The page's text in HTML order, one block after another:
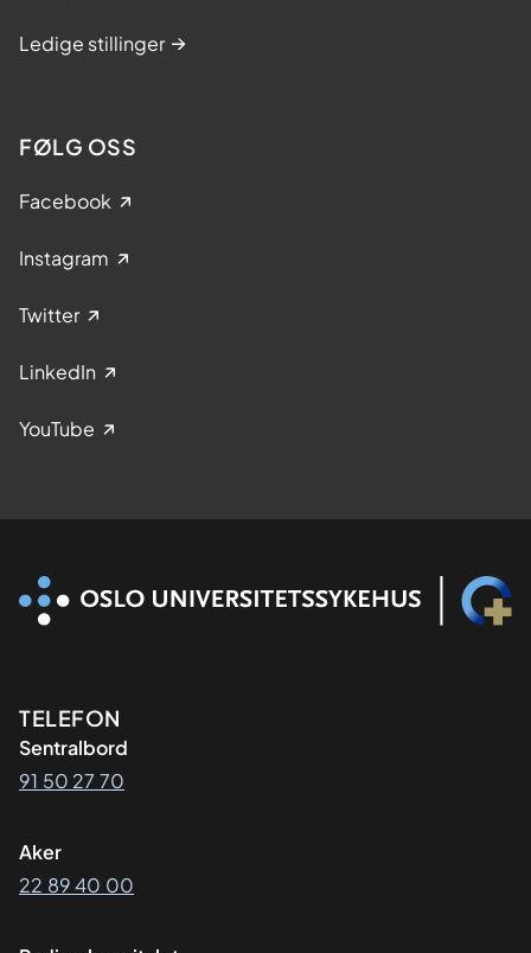
Ledige stillinger
FØLG OSS
Facebook
Instagram
Twitter
LinkedIn
YouTube
Kontaktinformasjon
TELEFON
Sentralbord
91 50 27 70
Aker
22 89 40 00